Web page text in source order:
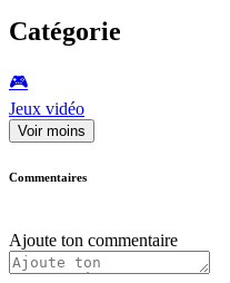
Catégorie
🎮️
Jeux vidéo
Voir moins
Commentaires
Ajoute ton commentaire